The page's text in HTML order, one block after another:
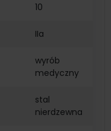
10
IIa
wyrób
medyczny
stal
nierdzewna